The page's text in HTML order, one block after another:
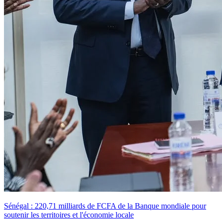
Sénégal : 220,71 milliards de FCFA de la Banque mondiale pour
soutenir les territoires et l'économie locale